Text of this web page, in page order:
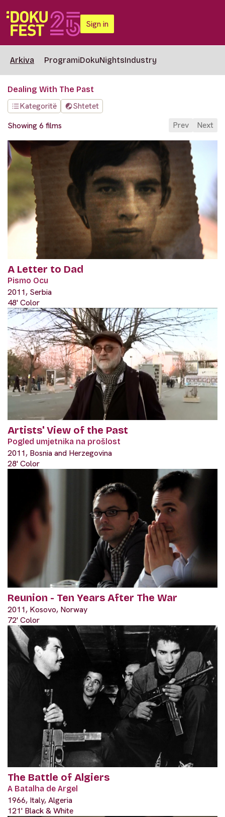
Sign in
Arkiva ProgramiDokuNightsIndustry
Dealing With The Past
Kategoritë
Shtetet
Showing 6 films
Prev Next
A Letter to Dad
Pismo Ocu
2011, Serbia
48' Color
Artists' View of the Past
Pogled umjetnika na prošlost
2011, Bosnia and Herzegovina
28' Color
Reunion - Ten Years After The War
2011, Kosovo, Norway
72' Color
The Battle of Algiers
A Batalha de Argel
1966, Italy, Algeria
121' Black & White